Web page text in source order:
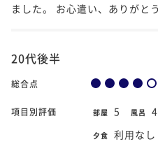
ました。 お心遣い、ありがと
20代後半
総合点
項目別評価 部屋 5 風呂 4
夕食 利用なし